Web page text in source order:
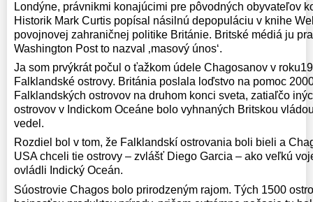
Londýne, právnikmi konajúcimi pre pôvodných obyvateľov
Historik Mark Curtis popísal násilnú depopuláciu v knihe
povojnovej zahraničnej politike Británie. Britské médiá ju
Washington Post to nazval ‚masový únos‘.
Ja som prvýkrát počul o ťažkom údele Chagosanov v
Falklandské ostrovy. Británia poslala loďstvo na pomoc
Falklandských ostrovov na druhom konci sveta, zatiaľčo
ostrovov v Indickom Oceáne bolo vyhnaných Britskou
vedel.
Rozdiel bol v tom, že Falklandskí ostrovania boli bieli a
USA chceli tie ostrovy – zvlášť Diego Garcia – ako veľkú
ovládli Indický Oceán.
Súostrovie Chagos bolo prirodzeným rajom. Tých 1500